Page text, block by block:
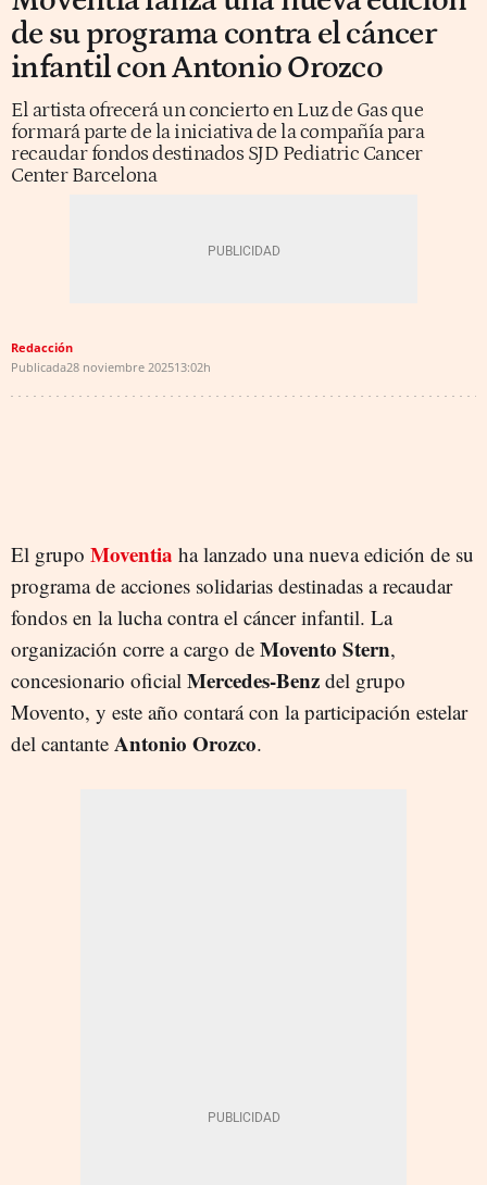
de su programa contra el cáncer
infantil con Antonio Orozco
El artista ofrecerá un concierto en Luz de Gas que
formará parte de la iniciativa de la compañía para
recaudar fondos destinados SJD Pediatric Cancer
Center Barcelona
Redacción
Publicada28 noviembre 202513:02h
El grupo Moventia ha lanzado una nueva edición de su
programa de acciones solidarias destinadas a recaudar
fondos en la lucha contra el cáncer infantil. La
organización corre a cargo de Movento Stern,
concesionario oficial Mercedes-Benz del grupo
Movento, y este año contará con la participación estelar
del cantante Antonio Orozco.